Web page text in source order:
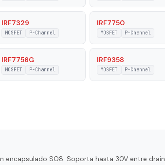
IRF7329
MOSFET P-Channel
IRF7750
MOSFET P-Channel
IRF7756G
MOSFET P-Channel
IRF9358
MOSFET P-Channel
encapsulado SO8. Soporta hasta 30V entre drain